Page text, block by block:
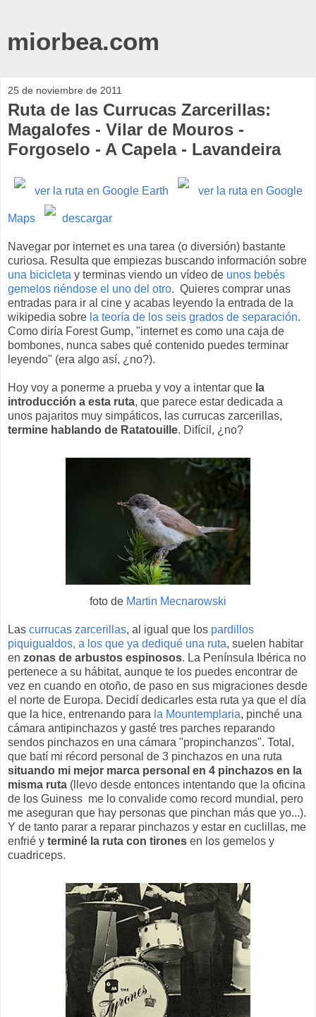
miorbea.com
25 de noviembre de 2011
Ruta de las Currucas Zarcerillas:
Magalofes - Vilar de Mouros -
Forgoselo - A Capela - Lavandeira
ver la ruta en Google Earth ver la ruta en Google
Maps descargar
Navegar por internet es una tarea (o diversión) bastante
curiosa. Resulta que empiezas buscando información sobre
una bicicleta y terminas viendo un vídeo de unos bebés
gemelos riéndose el uno del otro. Quieres comprar unas
entradas para ir al cine y acabas leyendo la entrada de la
wikipedia sobre la teoría de los seis grados de separación.
Como diría Forest Gump, "internet es como una caja de
bombones, nunca sabes qué contenido puedes terminar
leyendo" (era algo así, ¿no?).
Hoy voy a ponerme a prueba y voy a intentar que la
introducción a esta ruta, que parece estar dedicada a
unos pajaritos muy simpáticos, las currucas zarcerillas,
termine hablando de Ratatouille. Difícil, ¿no?
foto de Martin Mecnarowski
Las currucas zarcerillas, al igual que los pardillos
piquigualdos, a los que ya dediqué una ruta, suelen habitar
en zonas de arbustos espinosos. La Península Ibérica no
pertenece a su hábitat, aunque te los puedes encontrar de
vez en cuando en otoño, de paso en sus migraciones desde
el norte de Europa. Decidí dedicarles esta ruta ya que el día
que la hice, entrenando para la Mountemplaria, pinché una
cámara antipinchazos y gasté tres parches reparando
sendos pinchazos en una cámara "propinchanzos". Total,
que batí mi récord personal de 3 pinchazos en una ruta
situando mi mejor marca personal en 4 pinchazos en la
misma ruta (llevo desde entonces intentando que la oficina
de los Guiness me lo convalide como record mundial, pero
me aseguran que hay personas que pinchan más que yo...).
Y de tanto parar a reparar pinchazos y estar en cuclillas, me
enfrié y terminé la ruta con tirones en los gemelos y
cuadriceps.